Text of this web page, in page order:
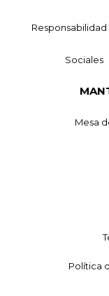
Responsabilidad
Sociales
Mesa
Política